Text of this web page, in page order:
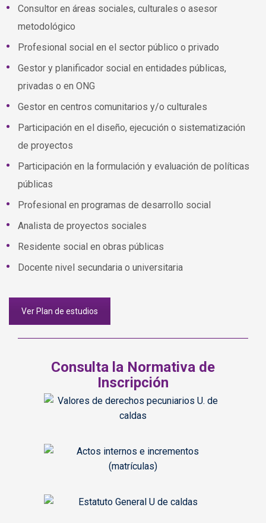
Consultor en áreas sociales, culturales o asesor
metodológico
Profesional social en el sector público o privado
Gestor y planificador social en entidades públicas,
privadas o en ONG
Gestor en centros comunitarios y/o culturales
Participación en el diseño, ejecución o sistematización
de proyectos
Participación en la formulación y evaluación de políticas
públicas
Profesional en programas de desarrollo social
Analista de proyectos sociales
Residente social en obras públicas
Docente nivel secundaria o universitaria
Ver Plan de estudios
Consulta la Normativa de
Inscripción